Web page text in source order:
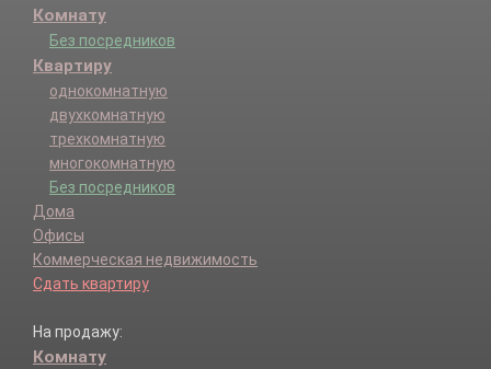
Комнату
Без посредников
Квартиру
однокомнатную
двухкомнатную
трехкомнатную
многокомнатную
Без посредников
Дома
Офисы
Коммерческая недвижимость
Сдать квартиру
На продажу:
Комнату